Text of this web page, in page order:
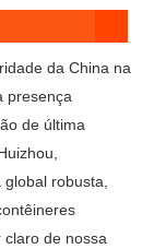
da China na
presença
de última
robusta,
claro de nossa